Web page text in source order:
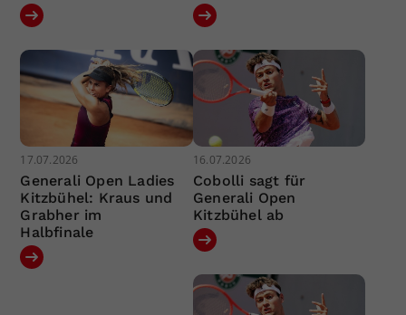
17.07.2026
Generali Open Ladies
Kitzbühel: Kraus und
Grabher im
Halbfinale
16.07.2026
Cobolli sagt für
Generali Open
Kitzbühel ab